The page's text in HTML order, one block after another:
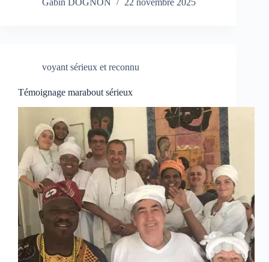
Gabin DOGNON 22 novembre 2025
voyant sérieux et reconnu
Témoignage marabout sérieux